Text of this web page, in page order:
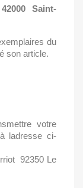
Saint-
du
son article.
votre
ladresse ci-
 92350 Le